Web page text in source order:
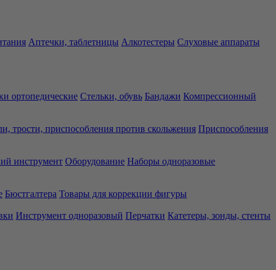
Аптечки, таблетницы Алкотестеры Слуховые аппараты
ортопедические Стельки, обувь Бандажи Компрессионный
трости, приспособления против скольжения Приспособления
инструмент Оборудование Наборы одноразовые
Бюстгалтера Товары для коррекции фигуры
Инструмент одноразовый Перчатки Катетеры, зонды, стенты